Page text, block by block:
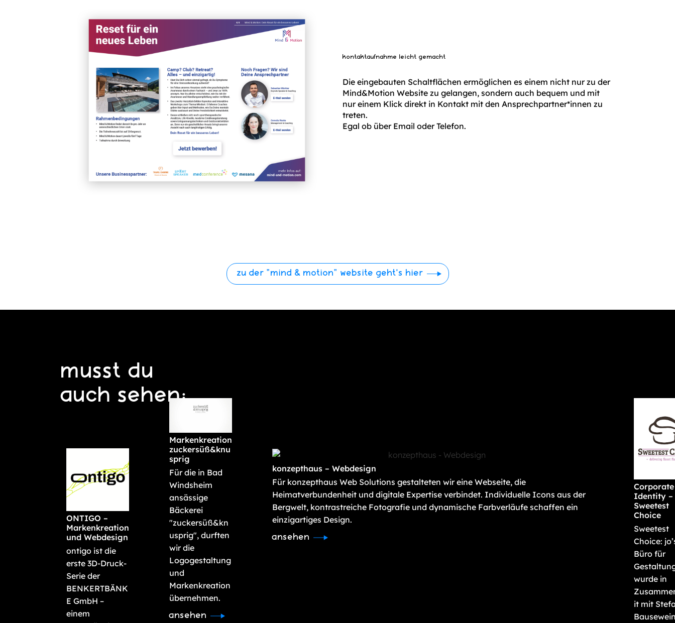
kontaktaufnahme leicht gemacht
Die eingebauten Schaltflächen ermöglichen es einem nicht nur zu der
Mind&Motion Website zu gelangen, sondern auch bequem und mit
nur einem Klick direkt in Kontakt mit den Ansprechpartner*innen zu
treten.
Egal ob über Email oder Telefon.
zu der "mind & motion" website geht's hier
musst du
auch sehen:
ONTIGO –
Markenkreation
und Webdesign
ontigo ist die
erste 3D-Druck-
Serie der
BENKERTBÄNK
E GmbH –
einem
Markenkreation
zuckersüß&knu
sprig
Für die in Bad
Windsheim
ansässige
Bäckerei
"zuckersüß&kn
usprig", durften
wir die
Logogestaltung
und
Markenkreation
übernehmen.
ansehen
konzepthaus – Webdesign
Für konzepthaus Web Solutions gestalteten wir eine Webseite, die
Heimatverbundenheit und digitale Expertise verbindet. Individuelle Icons aus der
Bergwelt, kontrastreiche Fotografie und dynamische Farbverläufe schaffen ein
einzigartiges Design.
ansehen
Corporate
Identity –
Sweetest
Choice
Sweetest
Choice:
Büro für
wurde in
it mit